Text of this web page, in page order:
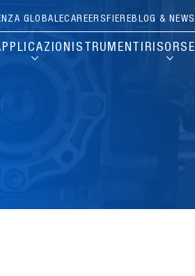
GLOBALECAREERSFIEREBLOG & NEWS
STRUMENTI RISORSE